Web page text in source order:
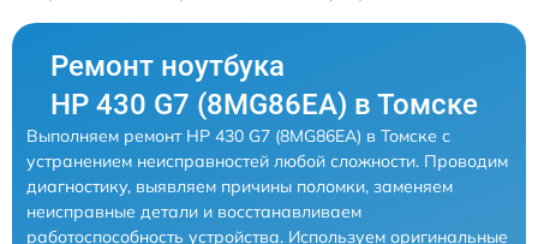
Ремонт ноутбука
HP 430 G7 (8MG86EA) в Томске
Выполняем ремонт HP 430 G7 (8MG86EA) в Томске с
устранением неисправностей любой сложности. Проводим
диагностику, выявляем причины поломки, заменяем
неисправные детали и восстанавливаем
работоспособность устройства. Используем оригинальные